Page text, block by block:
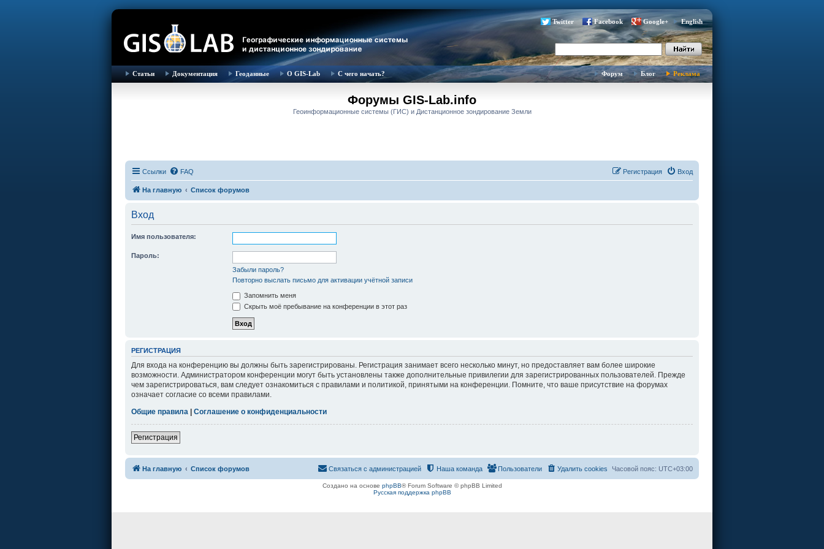
Twitter Facebook Google+ English
Статьи Документация Геоданные О GIS-Lab С чего начать? Форум Блог Реклама
Форумы GIS-Lab.info
Геоинформационные системы (ГИС) и Дистанционное зондирование Земли
Ссылки FAQ Вход
Регистрация
На главную Список форумов
Вход
Имя пользователя:
Пароль:
Забыли пароль?
Повторно выслать письмо для активации учётной записи
Запомнить меня
Скрыть моё пребывание на конференции в этот раз
РЕГИСТРАЦИЯ
Для входа на конференцию вы должны быть зарегистрированы. Регистрация занимает всего несколько минут, но предоставляет вам более широкие
возможности. Администратором конференции могут быть установлены также дополнительные привилегии для зарегистрированных пользователей. Прежде
чем зарегистрироваться, вам следует ознакомиться с правилами и политикой, принятыми на конференции. Помните, что ваше присутствие на форумах
означает согласие со всеми правилами.
Общие правила | Соглашение о конфиденциальности
Регистрация
На главную Список форумов Часовой пояс: UTC+03:00
Удалить cookies
Пользователи
Наша команда
Связаться с администрацией
Создано на основе phpBB® Forum Software © phpBB Limited
Русская поддержка phpBB